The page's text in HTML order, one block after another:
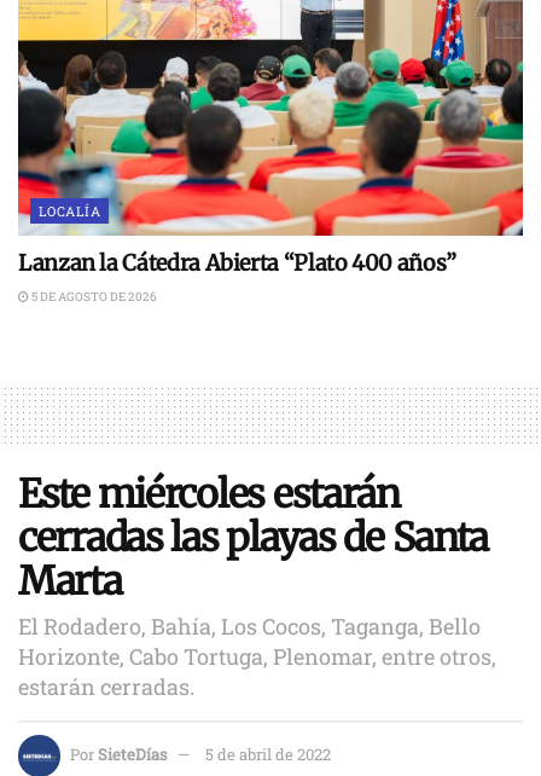
LOCALÍA
Lanzan la Cátedra Abierta “Plato 400 años”
5 DE AGOSTO DE 2026
Este miércoles estarán
cerradas las playas de Santa
Marta
El Rodadero, Bahía, Los Cocos, Taganga, Bello
Horizonte, Cabo Tortuga, Plenomar, entre otros,
estarán cerradas.
PorSieteDías 5 de abril de 2022